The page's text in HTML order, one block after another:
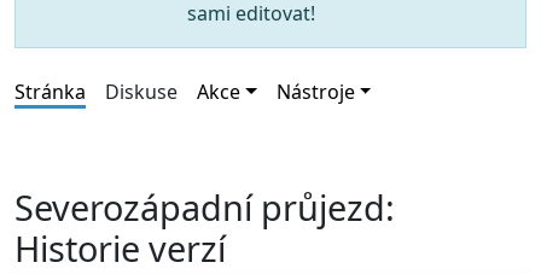
sami editovat!
Stránka Diskuse Akce Nástroje
Severozápadní průjezd:
Historie verzí